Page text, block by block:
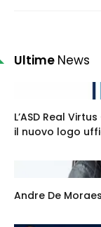
Ultime News
L’ASD Real
il nuovo logo
Andre De